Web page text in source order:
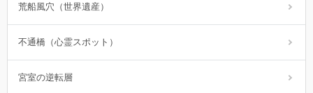
荒船風穴（世界遺産）
不通橋（心霊スポット）
宮室の逆転層